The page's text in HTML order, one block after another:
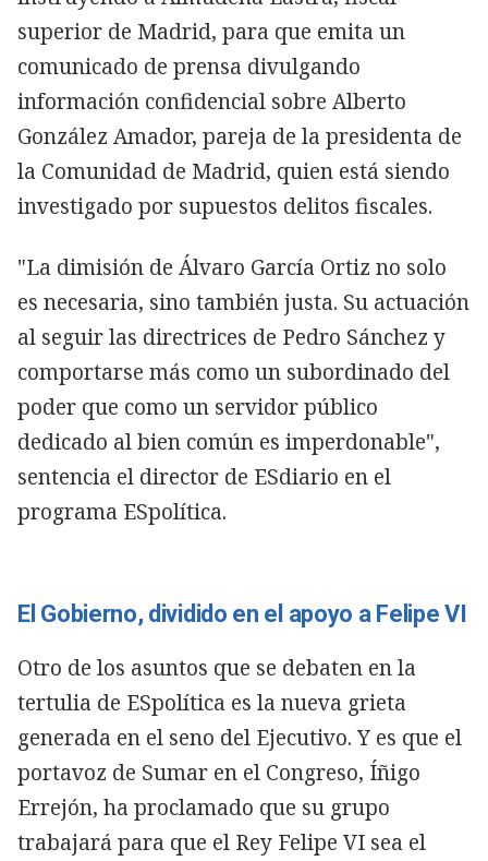
superior de Madrid, para que emita un
comunicado de prensa divulgando
información confidencial sobre Alberto
González Amador, pareja de la presidenta de
la Comunidad de Madrid, quien está siendo
investigado por supuestos delitos fiscales.
"La dimisión de Álvaro García Ortiz no solo
es necesaria, sino también justa. Su actuación
al seguir las directrices de Pedro Sánchez y
comportarse más como un subordinado del
poder que como un servidor público
dedicado al bien común es imperdonable",
sentencia el director de ESdiario en el
programa ESpolítica.
El Gobierno, dividido en el apoyo a Felipe VI
Otro de los asuntos que se debaten en la
tertulia de ESpolítica es la nueva grieta
generada en el seno del Ejecutivo. Y es que el
portavoz de Sumar en el Congreso, Íñigo
Errejón, ha proclamado que su grupo
trabajará para que el Rey Felipe VI sea el